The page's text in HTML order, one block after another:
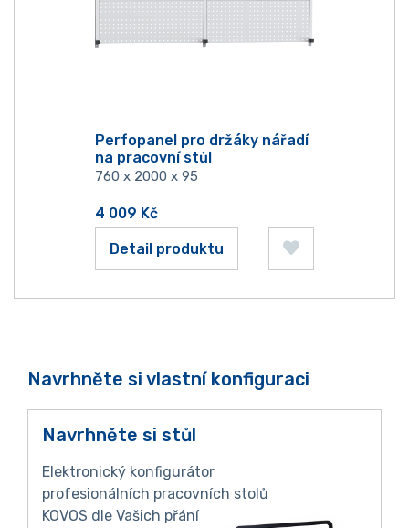
Perfopanel pro držáky nářadí
na pracovní stůl
760 x 2000 x 95
4 009 Kč
Detail produktu
Navrhněte si vlastní konfiguraci
Navrhněte si stůl
Elektronický konfigurátor
profesionálních pracovních stolů
KOVOS dle Vašich přání